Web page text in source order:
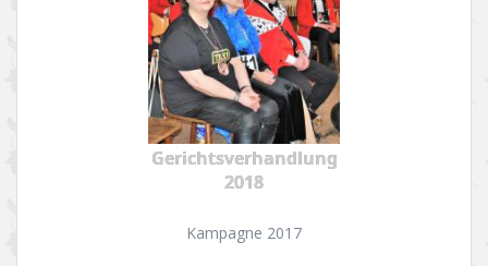
Gerichtsverhandlung
2018
Kampagne 2017